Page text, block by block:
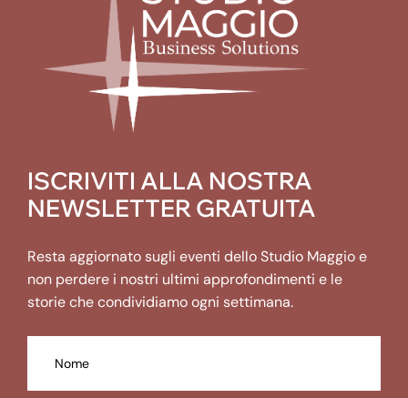
ISCRIVITI ALLA NOSTRA
NEWSLETTER GRATUITA
Resta aggiornato sugli eventi dello Studio Maggio e
non perdere i nostri ultimi approfondimenti e le
storie che condividiamo ogni settimana.